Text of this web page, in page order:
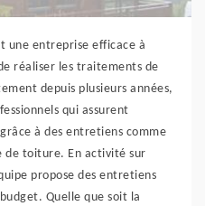
une entreprise efficace à
réaliser les traitements de
depuis plusieurs années,
qui assurent
à des entretiens comme
de toiture. En activité sur
propose des entretiens
Quelle que soit la